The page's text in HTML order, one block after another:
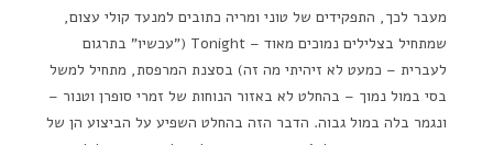
מעבר לכך, התפקידים של טוני ומריה כתובים למנעד קולי עצום,
שמתחיל בצלילים נמוכים מאוד – Tonight ("עכשיו" בתרגום
לעברית – כמעט לא זיהיתי מה זה) בסצנת המרפסת, מתחיל למשל
בסי במול נמוך – בהחלט לא באזור הנוחות של זמרי סופרן וטנור –
ונגמר בלה במול גבוה. הדבר הזה בהחלט השפיע על הביצוע הן של